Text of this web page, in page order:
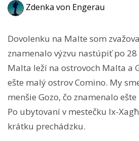
Zdenka von Engerau
Dovolenku na Malte som
znamenalo výzvu nastúpiť po
Malta leží na ostrovoch Malta a
ešte malý ostrov Comino. My
menšie Gozo, čo znamenalo
Po ubytovaní v mestečku Ix-
krátku prechádzku.